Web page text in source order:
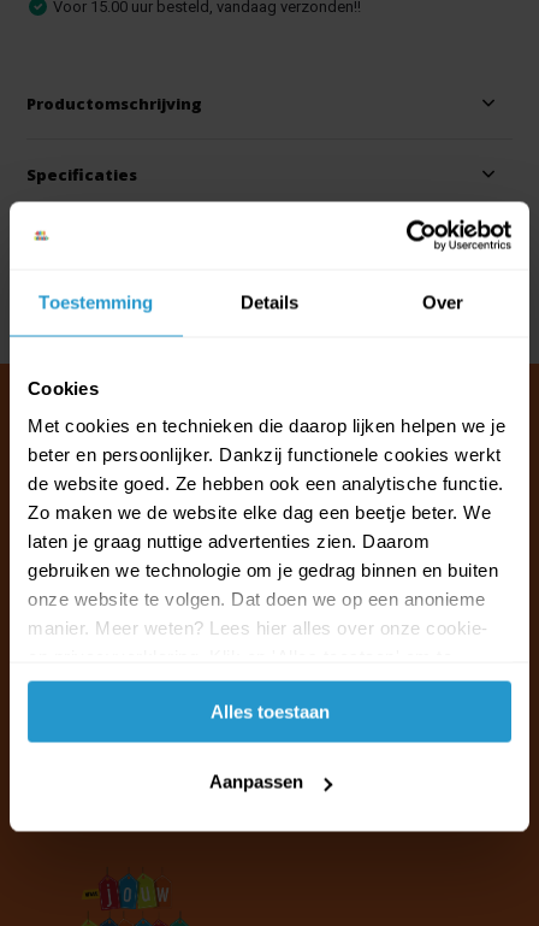
Toestemming Details Over
Cookies
Met cookies en technieken die daarop lijken helpen we je
beter en persoonlijker. Dankzij functionele cookies werkt
de website goed. Ze hebben ook een analytische functie.
Zo maken we de website elke dag een beetje beter. We
laten je graag nuttige advertenties zien. Daarom
gebruiken we technologie om je gedrag binnen en buiten
onze website te volgen. Dat doen we op een anonieme
manier. Meer weten? Lees hier alles over onze cookie-
accepteren.
Alles toestaan
Aanpassen
Voor 15.00 uur besteld, vandaag verzonden!!
Productomschrijving
Specificaties
Reviews
Delen
Klantenservice & FAQ
Wij staan voor u klaar.
Ma t/m vr van 09:30 - 16:00 telefonisch
+31 (0)13 785 62 41
Naar de klantenservice & FAQ
info@jouwoutlet.nl